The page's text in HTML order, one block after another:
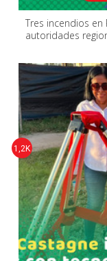
Tres incendios en
autoridades
1,2K